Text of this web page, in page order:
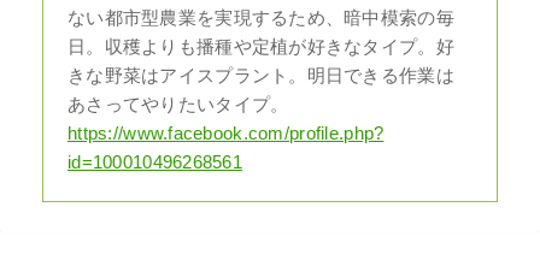
ない都市型農業を実現するため、暗中模索の毎
日。収穫よりも播種や定植が好きなタイプ。好
きな野菜はアイスプラント。明日できる作業は
あさってやりたいタイプ。
https://www.facebook.com/profile.php?
id=100010496268561